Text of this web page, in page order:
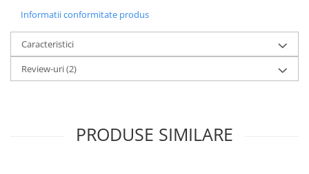
Informatii conformitate produs
Caracteristici
Review-uri(2)
PRODUSE SIMILARE